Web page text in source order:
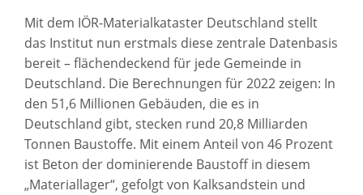
Mit dem IÖR-Materialkataster Deutschland stellt
das Institut nun erstmals diese zentrale Datenbasis
bereit – flächendeckend für jede Gemeinde in
Deutschland. Die Berechnungen für 2022 zeigen: In
den 51,6 Millionen Gebäuden, die es in
Deutschland gibt, stecken rund 20,8 Milliarden
Tonnen Baustoffe. Mit einem Anteil von 46 Prozent
ist Beton der dominierende Baustoff in diesem
„Materiallager“, gefolgt von Kalksandstein und